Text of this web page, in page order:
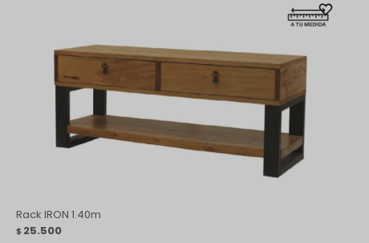
Rack IRON 1.40m
$ 25.500